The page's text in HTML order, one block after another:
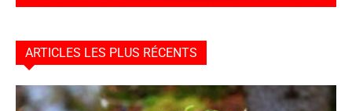
ARTICLES LES PLUS RÉCENTS